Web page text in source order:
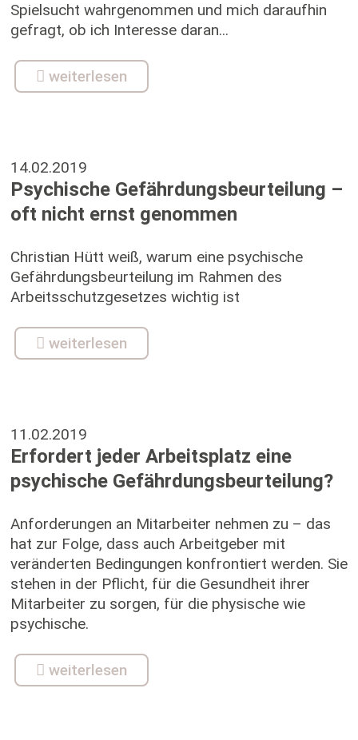
Spielsucht wahrgenommen und mich daraufhin
gefragt, ob ich Interesse daran...
weiterlesen
14.02.2019
Psychische Gefährdungsbeurteilung –
oft nicht ernst genommen
Christian Hütt weiß, warum eine psychische
Gefährdungsbeurteilung im Rahmen des
Arbeitsschutzgesetzes wichtig ist
weiterlesen
11.02.2019
Erfordert jeder Arbeitsplatz eine
psychische Gefährdungsbeurteilung?
Anforderungen an Mitarbeiter nehmen zu – das
hat zur Folge, dass auch Arbeitgeber mit
veränderten Bedingungen konfrontiert werden. Sie
stehen in der Pflicht, für die Gesundheit ihrer
Mitarbeiter zu sorgen, für die physische wie
psychische.
weiterlesen